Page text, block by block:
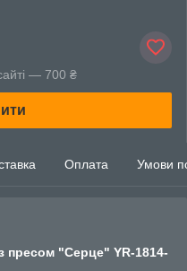
— 700 ₴
Оплата Умови
пресом "Серце" YR-1814-